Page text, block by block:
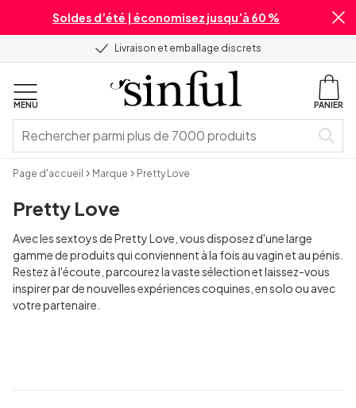
Soldes d’été | économisez jusqu’à 60 %
Livraison et emballage discrets
MENU PANIER
Page d'accueil Marque Pretty Love
Pretty Love
Avec les sextoys de Pretty Love, vous disposez d'une large
gamme de produits qui conviennent à la fois au vagin et au pénis.
Restez à l'écoute, parcourez la vaste sélection et laissez-vous
inspirer par de nouvelles expériences coquines, en solo ou avec
votre partenaire.